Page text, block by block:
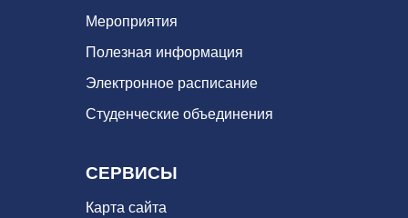
Мероприятия
Полезная информация
Электронное расписание
Студенческие объединения
СЕРВИСЫ
Карта сайта